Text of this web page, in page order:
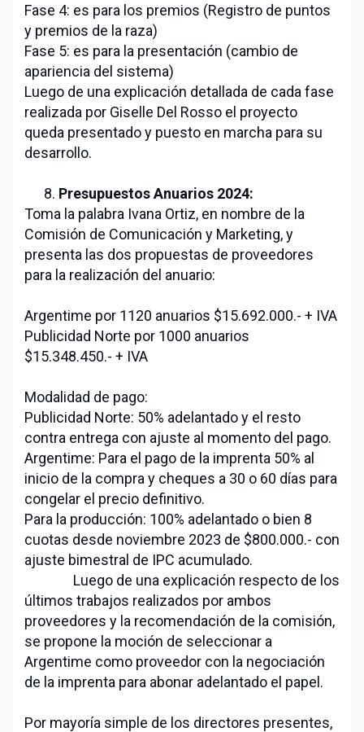
Fase 4: es para los premios (Registro de puntos
y premios de la raza)
Fase 5: es para la presentación (cambio de
apariencia del sistema)
Luego de una explicación detallada de cada fase
realizada por Giselle Del Rosso el proyecto
queda presentado y puesto en marcha para su
desarrollo.
8. Presupuestos Anuarios 2024:
Toma la palabra Ivana Ortiz, en nombre de la
Comisión de Comunicación y Marketing, y
presenta las dos propuestas de proveedores
para la realización del anuario:
Argentime por 1120 anuarios $15.692.000.- + IVA
Publicidad Norte por 1000 anuarios
$15.348.450.- + IVA
Modalidad de pago:
Publicidad Norte: 50% adelantado y el resto
contra entrega con ajuste al momento del pago.
Argentime: Para el pago de la imprenta 50% al
inicio de la compra y cheques a 30 o 60 días para
congelar el precio definitivo.
Para la producción: 100% adelantado o bien 8
cuotas desde noviembre 2023 de $800.000.- con
ajuste bimestral de IPC acumulado.
Luego de una explicación respecto de los
últimos trabajos realizados por ambos
proveedores y la recomendación de la comisión,
se propone la moción de seleccionar a
Argentime como proveedor con la negociación
de la imprenta para abonar adelantado el papel.
Por mayoría simple de los directores presentes,